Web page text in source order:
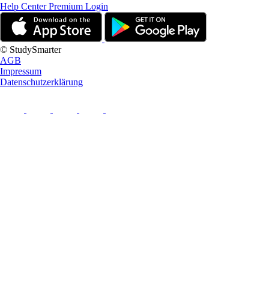
Help CenterPremium Login
© StudySmarter
AGB
Impressum
Datenschutzerklärung